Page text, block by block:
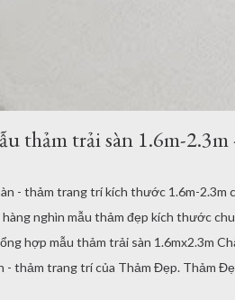
thảm trải sàn 1.6m-
- thảm trang trí kích thước 1.6m-2.3m
nghìn mẫu thảm đẹp kích thước
hợp mẫu thảm trải sàn 1.6mx2.3m
thảm trang trí của Thảm Đẹp. Thảm